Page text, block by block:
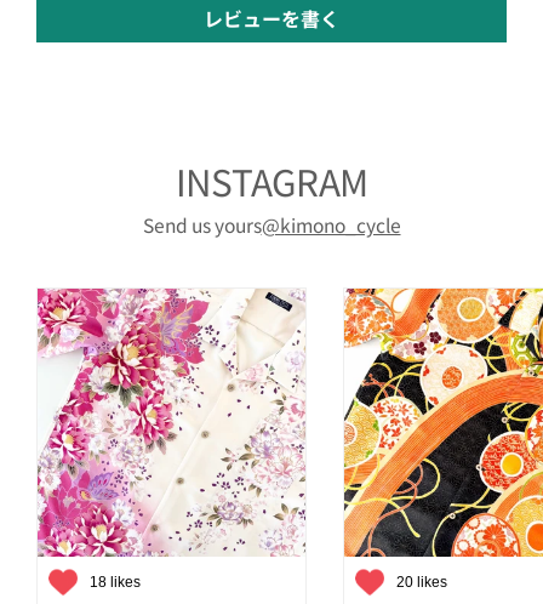
レビューを書く
INSTAGRAM
Send us yours@kimono_cycle
18 likes 20 likes